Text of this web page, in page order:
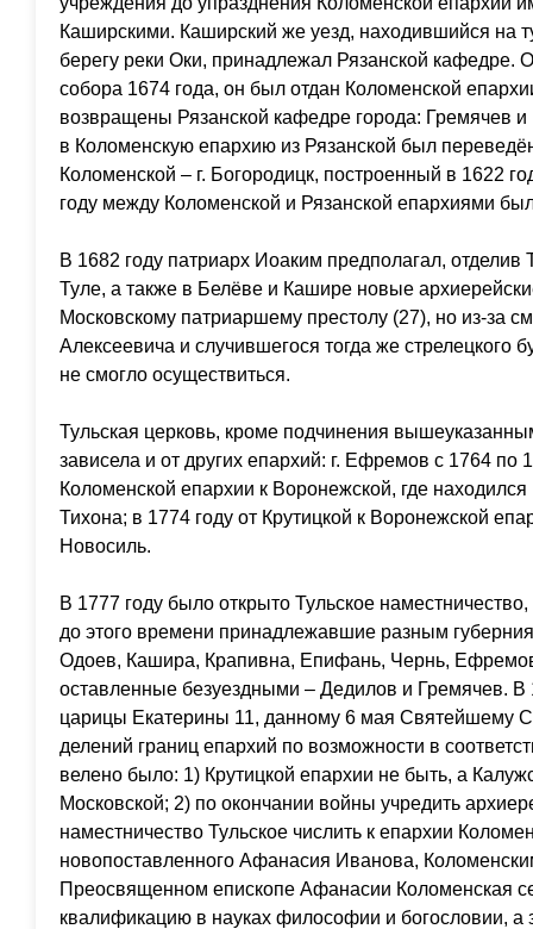
Каширскими. Каширский же уезд, находившийся на
берегу реки Оки, принадлежал Рязанской кафедре.
собора 1674 года, он был отдан Коломенской
возвращены Рязанской кафедре города: Гремячев
в Коломенскую епархию из Рязанской был
Коломенской – г. Богородицк, построенный в 1622
году между Коломенской и Рязанской епархиями
В 1682 году патриарх Иоаким предполагал, отделив
Туле, а также в Белёве и Кашире новые
Московскому патриаршему престолу (27), но из-за
Алексеевича и случившегося тогда же стрелецкого
не смогло осуществиться.
Тульская церковь, кроме подчинения
зависела и от других епархий: г. Ефремов с 1764 по
Коломенской епархии к Воронежской, где
Тихона; в 1774 году от Крутицкой к Воронежской
Новосиль.
В 1777 году было открыто Тульское
до этого времени принадлежавшие разным
Одоев, Кашира, Крапивна, Епифань, Чернь,
оставленные безуездными – Дедилов и Гремячев. В
царицы Екатерины 11, данному 6 мая Святейшему
делений границ епархий по возможности в
велено было: 1) Крутицкой епархии не быть, а
Московской; 2) по окончании войны учредить
наместничество Тульское числить к епархии
новопоставленного Афанасия Иванова,
Преосвященном епископе Афанасии Коломенская
квалификацию в науках философии и богословии, а